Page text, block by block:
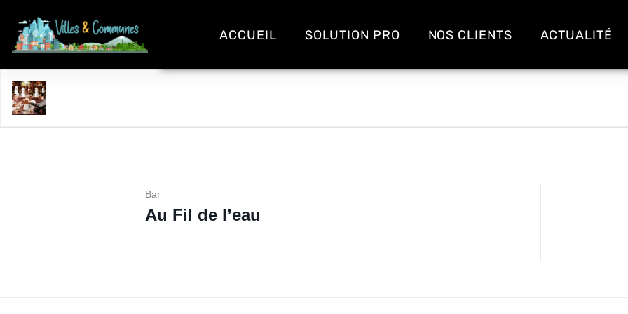
ACCUEIL SOLUTION PRO NOS CLIENTS ACTUALITÉ
Bar
Au Fil de l’eau